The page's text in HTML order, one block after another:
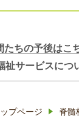
たちの予後はこ
祉サービスにつ
ップページ 脊髄